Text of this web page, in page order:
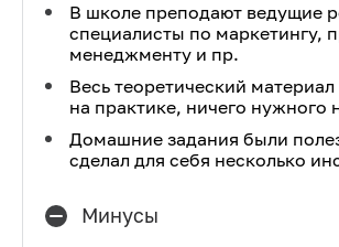
В школе преподают ведущие
специалисты по маркетингу,
менеджменту и пр.
Весь теоретический
на практике, ничего нужного
Домашние задания были
сделал для себя несколько
Минусы